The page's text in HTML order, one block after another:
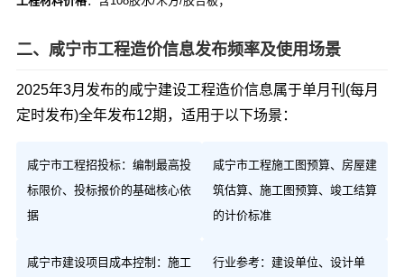
二、咸宁市工程造价信息发布频率及使用场景
2025年3月发布的咸宁建设工程造价信息属于单月刊(每月
定时发布)全年发布12期，适用于以下场景：
咸宁市工程招投标：编制最高投
标限价、投标报价的基础核心依
据
咸宁市工程施工图预算、房屋建
筑估算、施工图预算、竣工结算
的计价标准
咸宁市建设项目成本控制：施工
行业参考：建设单位、设计单